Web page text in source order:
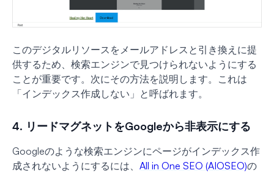
このデジタルリソースをメールアドレスと引き換えに提
供するため、検索エンジンで見つけられないようにする
ことが重要です。次にその方法を説明します。これは
「インデックス作成しない」と呼ばれます。
4. リードマグネットをGoogleから非表示にする
Googleのような検索エンジンにページがインデックス作
成されないようにするには、 All in One SEO (AIOSEO)の